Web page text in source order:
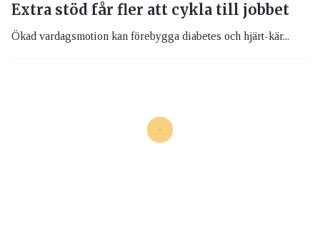
Extra stöd får fler att cykla till jobbet
Ökad vardagsmotion kan förebygga diabetes och hjärt-kär...